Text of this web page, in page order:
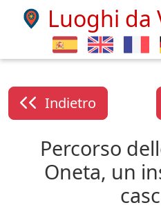
Luoghi da
Indietro
Percorso
Oneta, un